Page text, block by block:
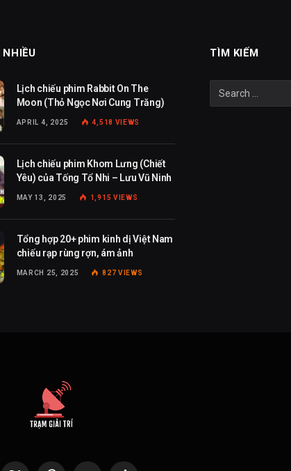
Lịch chiếu phim Rabbit On The
Moon (Thỏ Ngọc Nơi Cung Trăng)
APRIL 4, 2025 4,518 VIEWS
Lịch chiếu phim Khom Lưng (Chiết
Yêu) của Tống Tổ Nhi – Lưu Vũ Ninh
MAY 13, 2025 1,915 VIEWS
Tổng hợp 20+ phim kinh dị Việt Nam
chiếu rạp rùng rợn, ám ảnh
MARCH 25, 2025 827 VIEWS
TÌM KIẾM